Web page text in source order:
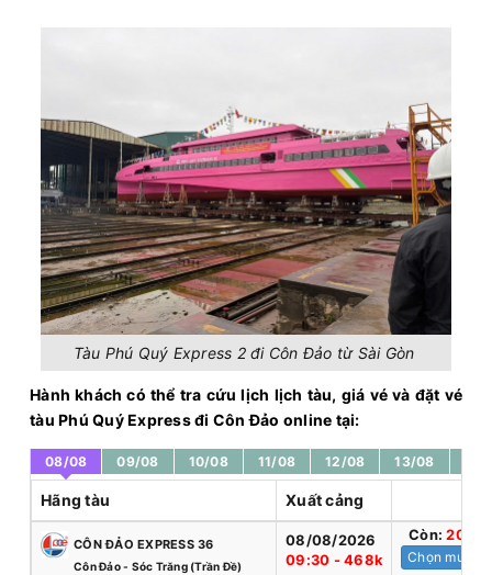
Tàu Phú Quý Express 2 đi Côn Đảo từ Sài Gòn
Hành khách có thể tra cứu lịch lịch tàu, giá vé và đặt vé
tàu Phú Quý Express đi Côn Đảo online tại:
08/08 09/08 10/08 11/08 12/08 13/08
Hãng tàu Xuất cảng
CÔN ĐẢO EXPRESS 36
Côn Đảo - Sóc Trăng (Trần Đề)
08/08/2026
09:30 - 468k
Còn:20
Chọn mua